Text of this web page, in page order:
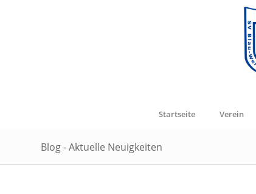
Startseite Verein
Blog - Aktuelle Neuigkeiten